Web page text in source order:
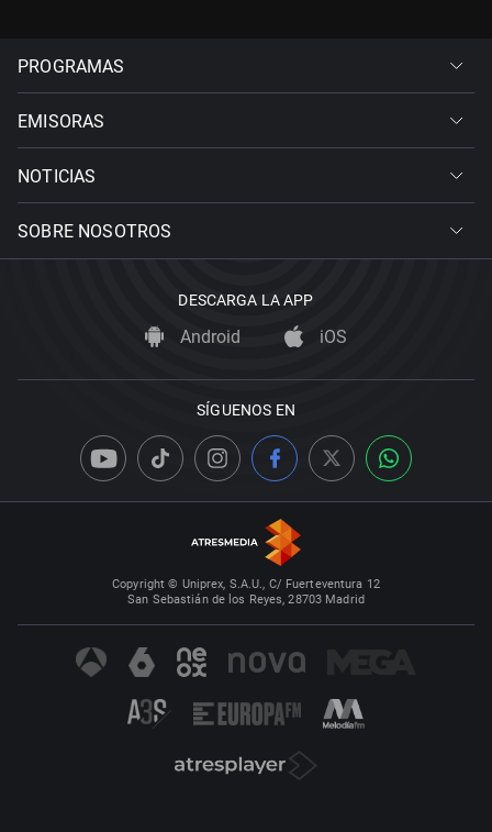
PROGRAMAS
EMISORAS
NOTICIAS
SOBRE NOSOTROS
DESCARGA LA APP
Android iOS
SÍGUENOS EN
Copyright © Uniprex, S.A.U., C/ Fuerteventura 12
San Sebastián de los Reyes, 28703 Madrid